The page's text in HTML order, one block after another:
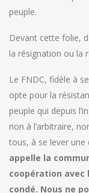
peuple.
Devant cette folie,
la résignation ou la
Le FNDC, fidèle à
opte pour la
peuple qui depuis
non à l’arbitraire,
tous, à se lever une
appelle la
coopération avec
condé. Nous ne